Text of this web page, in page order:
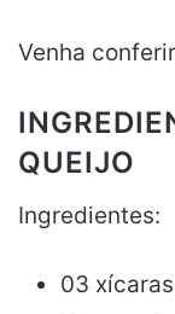
Venha
QUEIJO
Ingredientes:
03